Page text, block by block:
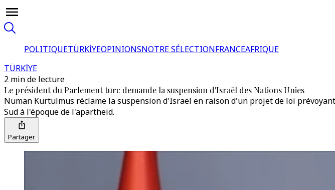
POLITIQUETÜRKİYEOPINIONSNOTRE SÉLECTIONFRANCEAFRIQUE
TÜRKİYE
2 min de lecture
Le président du Parlement turc demande la suspension d'Israël des Nations Unies
Numan Kurtulmus réclame la suspension d'Israël en raison d'un projet de loi
Sud à l'époque de l'apartheid.
Partager